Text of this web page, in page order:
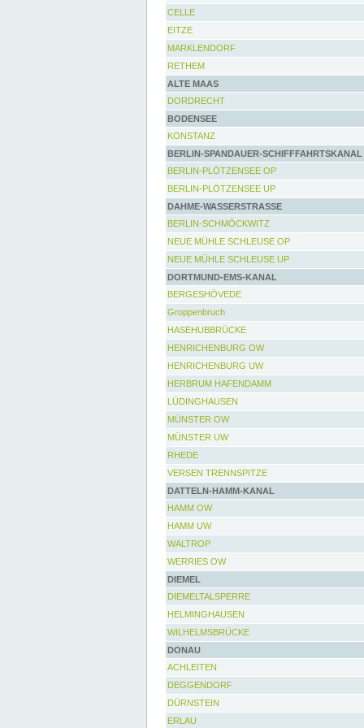
CELLE
EITZE
MARKLENDORF
RETHEM
ALTE MAAS
DORDRECHT
BODENSEE
KONSTANZ
BERLIN-SPANDAUER-SCHIFFFAHRTSKANAL
BERLIN-PLÖTZENSEE OP
BERLIN-PLÖTZENSEE UP
DAHME-WASSERSTRASSE
BERLIN-SCHMÖCKWITZ
NEUE MÜHLE SCHLEUSE OP
NEUE MÜHLE SCHLEUSE UP
DORTMUND-EMS-KANAL
BERGESHÖVEDE
Groppenbruch
HASEHUBBRÜCKE
HENRICHENBURG OW
HENRICHENBURG UW
HERBRUM HAFENDAMM
LÜDINGHAUSEN
MÜNSTER OW
MÜNSTER UW
RHEDE
VERSEN TRENNSPITZE
DATTELN-HAMM-KANAL
HAMM OW
HAMM UW
WALTROP
WERRIES OW
DIEMEL
DIEMELTALSPERRE
HELMINGHAUSEN
WILHELMSBRÜCKE
DONAU
ACHLEITEN
DEGGENDORF
DÜRNSTEIN
ERLAU